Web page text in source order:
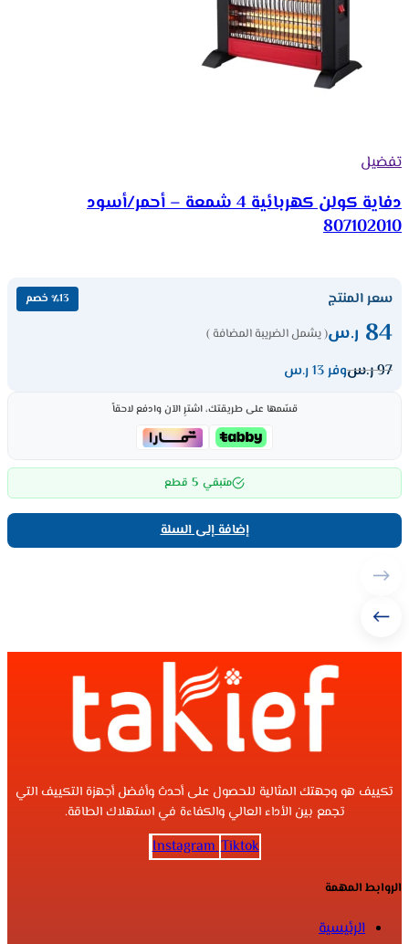
تفضيل
دفاية كولن كهربائية 4 شمعة – أحمر/أسود
807102010
سعر المنتج ٪13 خصم
84 ر.س( يشمل الضريبة المضافة )
97ر.سوفر 13 ر.س
قسّمها على طريقتك، اشترِ الآن وادفع لاحقاً
متبقي 5 قطع
إضافة إلى السلة
تكييف هو وجهتك المثالية للحصول على أحدث وأفضل أجهزة التكييف التي
تجمع بين الأداء العالي والكفاءة في استهلاك الطاقة.
Instagram Tiktok
الروابط المهمة
الرئيسية